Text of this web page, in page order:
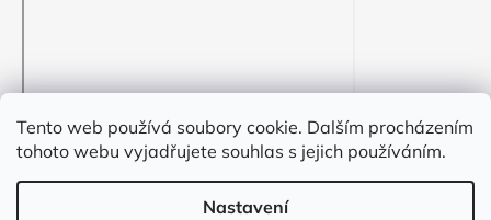
Tento web používá soubory cookie. Dalším procházením
tohoto webu vyjadřujete souhlas s jejich používáním.
Nastavení